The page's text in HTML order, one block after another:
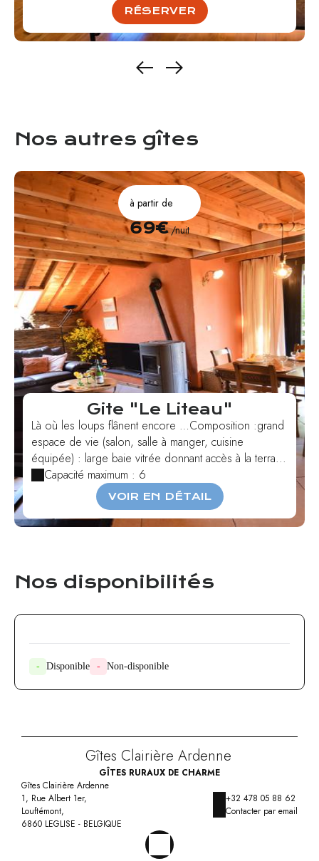
RÉSERVER
Nos autres gîtes
à partir de
69€/nuit
Gite "Le Liteau"
Là où les loups flânent encore …Composition :grand
espace de vie (salon, salle à manger, cuisine
équipée) : large baie vitrée donnant accès à la terra...
Capacité maximum : 6
VOIR EN DÉTAIL
Nos disponibilités
- Disponible - Non-disponible
Gîtes Clairière Ardenne
GÎTES RURAUX DE CHARME
Gîtes Clairière Ardenne
1, Rue Albert 1er,
Louftémont,
6860 LEGLISE - BELGIQUE
+32 478 05 88 62
Contacter par email